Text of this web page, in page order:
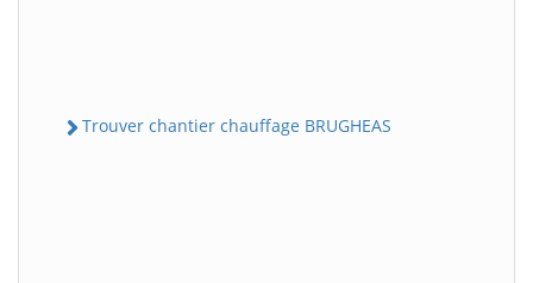
Trouver chantier chauffage BRUGHEAS